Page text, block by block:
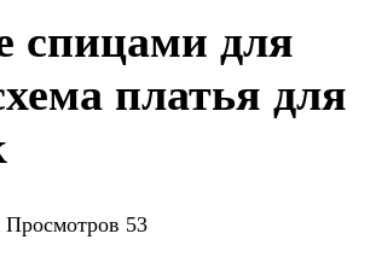
спицами для
платья для
Просмотров 53